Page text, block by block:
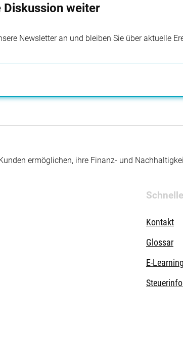
Diskussion weiter
Newsletter an und bleiben Sie über aktuelle
ermöglichen, ihre Finanz- und
Kontakt
Glossar
E-Learning